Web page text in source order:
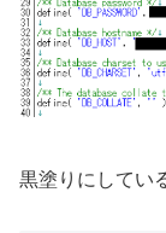
黒塗りにしてい